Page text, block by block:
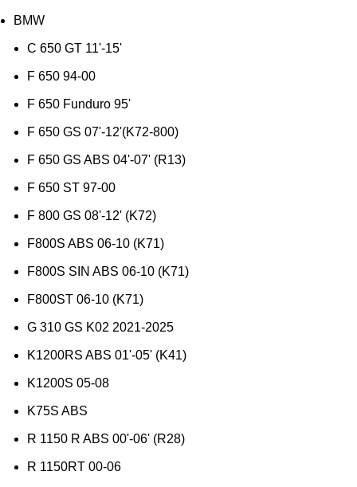
BMW
C 650 GT 11'-15'
F 650 94-00
F 650 Funduro 95'
F 650 GS 07'-12'(K72-800)
F 650 GS ABS 04'-07' (R13)
F 650 ST 97-00
F 800 GS 08'-12' (K72)
F800S ABS 06-10 (K71)
F800S SIN ABS 06-10 (K71)
F800ST 06-10 (K71)
G 310 GS K02 2021-2025
K1200RS ABS 01'-05' (K41)
K1200S 05-08
K75S ABS
R 1150 R ABS 00'-06' (R28)
R 1150RT 00-06